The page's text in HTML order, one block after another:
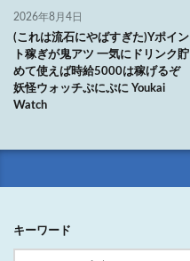
2026年8月4日
(これは流石にやばすぎた)Yポイン
ト稼ぎが鬼アツ 一気にドリンク貯
めて使えば時給5000は稼げるぞ
妖怪ウォッチぷにぷに Youkai
Watch
キーワード